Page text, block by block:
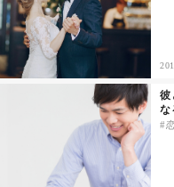
彼
な